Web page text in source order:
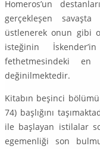
Homeros’un
gerçekleşen
üstlenerek onun gibi
isteğinin
fethetmesindeki
değinilmektedir.
Kitabın beşinci bölümü
74) başlığını
ile başlayan istilalar
egemenliği son